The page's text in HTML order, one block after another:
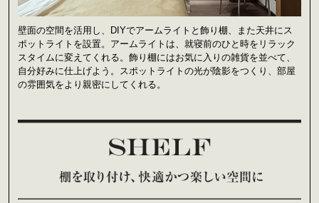
壁面の空間を活用し、DIYでアームライトと飾り棚、また天井にス
ポットライトを設置。アームライトは、就寝前のひと時をリラック
スタイムに変えてくれる。飾り棚にはお気に入りの雑貨を並べて、
自分好みに仕上げよう。スポットライトの光が陰影をつくり、部屋
の雰囲気をより親密にしてくれる。